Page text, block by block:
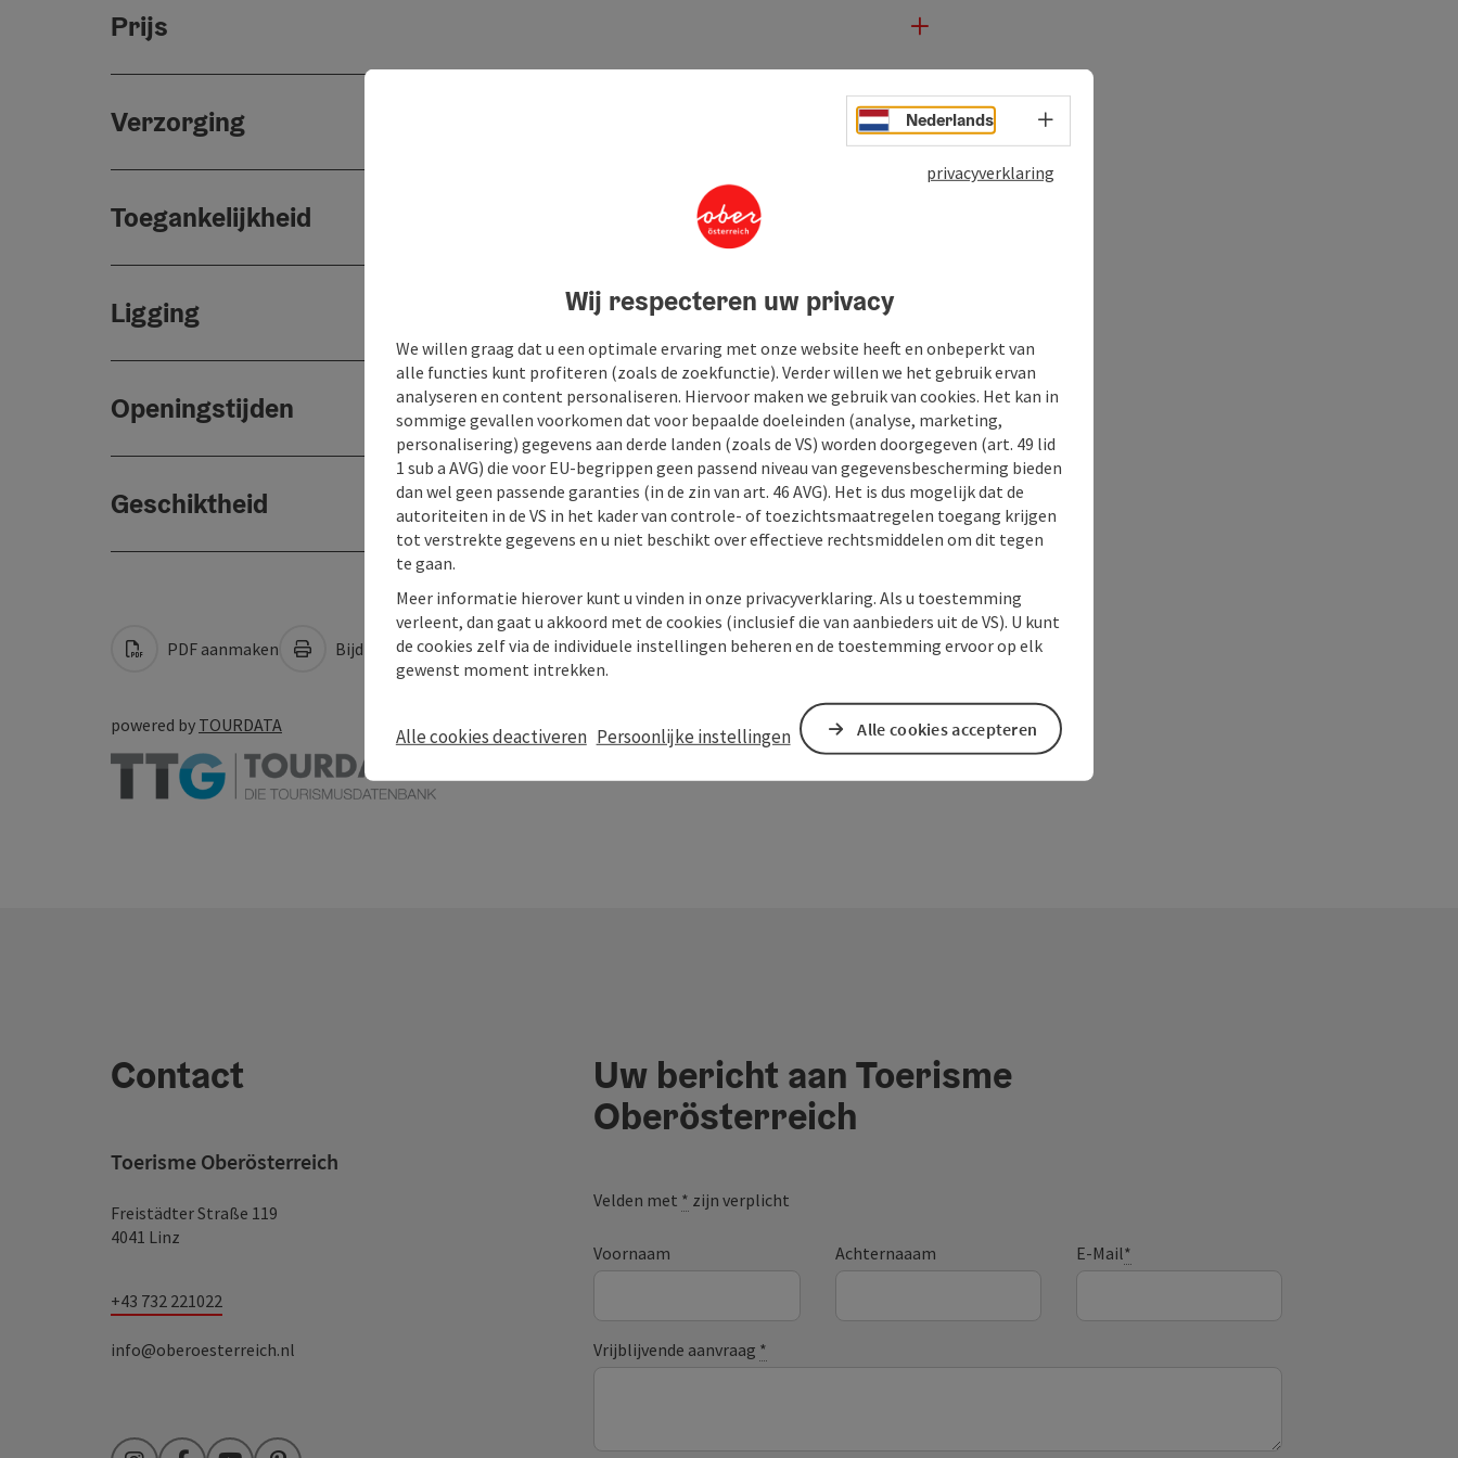
Prijs
Verzorging
Toegankelijkheid
Ligging
Openingstijden
Geschiktheid
PDF aanmaken Bijdrage printen In de buurt
powered by TOURDATA
Contact
Toerisme Oberösterreich
Freistädter Straße 119
4041 Linz
+43 732 221022
info@oberoesterreich.nl
Uw bericht aan Toerisme
Oberösterreich
Velden met * zijn verplicht
Voornaam Achternaaam E-Mail*
Vrijblijvende aanvraag *
Nederlands Taalkeuze - menu openen
privacyverklaring
Wij respecteren uw privacy
We willen graag dat u een optimale ervaring met onze website heeft en onbeperkt van
alle functies kunt profiteren (zoals de zoekfunctie). Verder willen we het gebruik ervan
analyseren en content personaliseren. Hiervoor maken we gebruik van cookies. Het kan in
sommige gevallen voorkomen dat voor bepaalde doeleinden (analyse, marketing,
personalisering) gegevens aan derde landen (zoals de VS) worden doorgegeven (art. 49 lid
1 sub a AVG) die voor EU-begrippen geen passend niveau van gegevensbescherming bieden
dan wel geen passende garanties (in de zin van art. 46 AVG). Het is dus mogelijk dat de
autoriteiten in de VS in het kader van controle- of toezichtsmaatregelen toegang krijgen
tot verstrekte gegevens en u niet beschikt over effectieve rechtsmiddelen om dit tegen
te gaan.
Meer informatie hierover kunt u vinden in onze privacyverklaring. Als u toestemming
verleent, dan gaat u akkoord met de cookies (inclusief die van aanbieders uit de VS). U kunt
de cookies zelf via de individuele instellingen beheren en de toestemming ervoor op elk
gewenst moment intrekken.
Alle cookies deactiveren Persoonlijke instellingen Alle cookies accepteren